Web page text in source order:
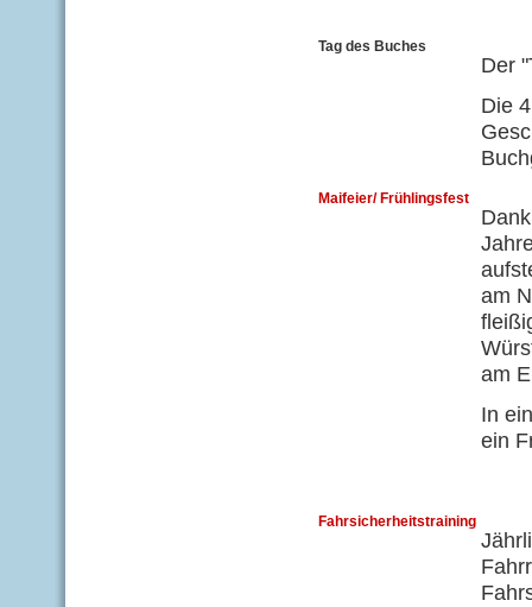
Tag des Buches
Der
Die
Maifeier/ Frühlingsfest
am
am
In
ein
Fahrsicherheitstraining